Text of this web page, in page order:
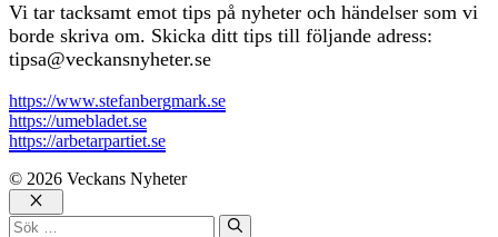
Vi tar tacksamt emot tips på nyheter och händelser som vi
borde skriva om. Skicka ditt tips till följande adress:
tipsa@veckansnyheter.se
https://www.stefanbergmark.se
https://umebladet.se
https://arbetarpartiet.se
© 2026 Veckans Nyheter
Stäng
Sök